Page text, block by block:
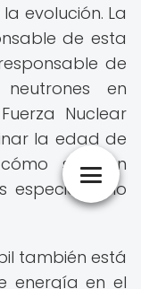
evolución. La
de esta
de
en
Nuclear
la edad de
se han
especies a lo
también está
energía en el